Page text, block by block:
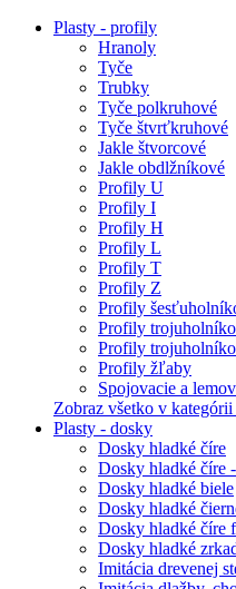
Plasty - profily
Hranoly
Tyče
Trubky
Tyče polkruhové
Tyče štvrťkruhové
Jakle štvorcové
Jakle obdlžníkové
Profily U
Profily I
Profily H
Profily L
Profily T
Profily Z
Profily
Profily
Profily
Profily žľaby
Spojovacie a
Zobraz všetko v
Plasty - dosky
Dosky hladké číre
Dosky hladké číre
Dosky hladké biele
Dosky hladké
Dosky hladké číre
Dosky hladké
Imitácia drevenej